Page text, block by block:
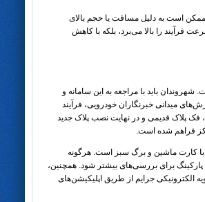
است به دلیل مسافت یا حجم بالای
فرآیند را بالا می‌برد، بلکه با کاهش
است. شهروندان باید با مراجعه به این سامانه و
میدانی خبرنگاران خودرویی، فرآیند
فک پلاک قدیمی و در نهایت نصب پلاک جدید
فراهم شده است.
کارت ماشین و برگ سبز است. هرگونه
برای بررسی‌های بیشتر شود. همچنین،
الکترونیکی جرایم از طریق اپلیکیشن‌های